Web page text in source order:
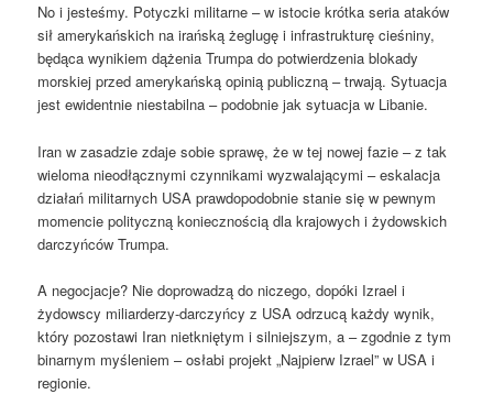
No i jesteśmy. Potyczki militarne – w istocie krótka seria ataków
sił amerykańskich na irańską żeglugę i infrastrukturę cieśniny,
będąca wynikiem dążenia Trumpa do potwierdzenia blokady
morskiej przed amerykańską opinią publiczną – trwają. Sytuacja
jest ewidentnie niestabilna – podobnie jak sytuacja w Libanie.
Iran w zasadzie zdaje sobie sprawę, że w tej nowej fazie – z tak
wieloma nieodłącznymi czynnikami wyzwalającymi – eskalacja
działań militarnych USA prawdopodobnie stanie się w pewnym
momencie polityczną koniecznością dla krajowych i żydowskich
darczyńców Trumpa.
A negocjacje? Nie doprowadzą do niczego, dopóki Izrael i
żydowscy miliarderzy-darczyńcy z USA odrzucą każdy wynik,
który pozostawi Iran nietkniętym i silniejszym, a – zgodnie z tym
binarnym myśleniem – osłabi projekt „Najpierw Izrael” w USA i
regionie.